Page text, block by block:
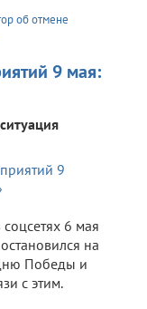
об отмене
9 мая:
6 мая
на
Победы и
с этим.